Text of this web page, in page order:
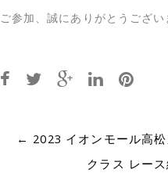
ご参加、誠にありがとうござい
Post
navigation
← 2023 イオンモール高
クラス レー